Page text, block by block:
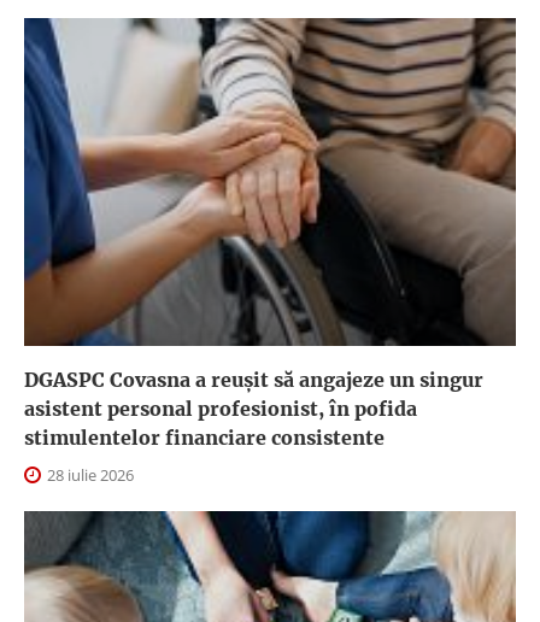
DGASPC Covasna a reuşit să angajeze un singur
asistent personal profesionist, în pofida
stimulentelor financiare consistente
28 iulie 2026